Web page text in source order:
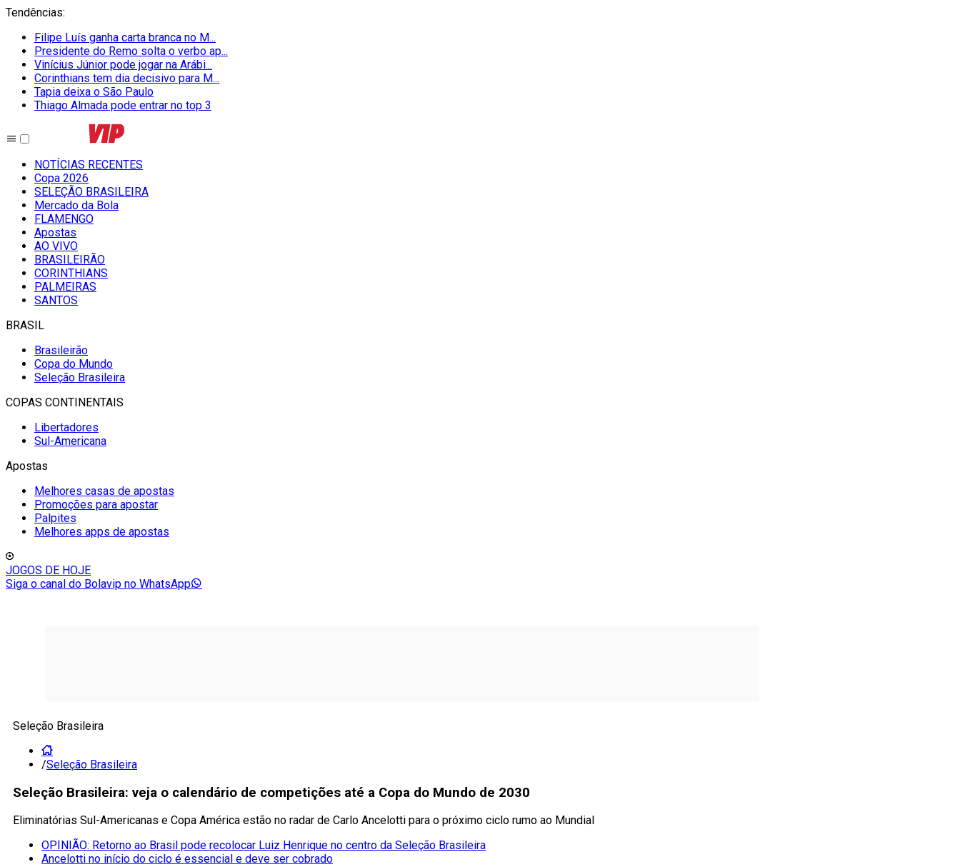
Tendências:
Filipe Luís ganha carta branca no M...
Presidente do Remo solta o verbo ap...
Vinícius Júnior pode jogar na Arábi...
Corinthians tem dia decisivo para M...
Tapia deixa o São Paulo
Thiago Almada pode entrar no top 3
NOTÍCIAS RECENTES
Copa 2026
SELEÇÃO BRASILEIRA
Mercado da Bola
FLAMENGO
Apostas
AO VIVO
BRASILEIRÃO
CORINTHIANS
PALMEIRAS
SANTOS
BRASIL
Brasileirão
Copa do Mundo
Seleção Brasileira
COPAS CONTINENTAIS
Libertadores
Sul-Americana
Apostas
Melhores casas de apostas
Promoções para apostar
Palpites
Melhores apps de apostas
JOGOS DE HOJE
Siga o canal do Bolavip no WhatsApp
Seleção Brasileira
/Seleção Brasileira
Seleção Brasileira: veja o calendário de competições até a Copa do Mundo de 2030
Eliminatórias Sul-Americanas e Copa América estão no radar de Carlo Ancelotti para o próximo ciclo rumo ao Mundial
OPINIÃO: Retorno ao Brasil pode recolocar Luiz Henrique no centro da Seleção Brasileira
Ancelotti no início do ciclo é essencial e deve ser cobrado